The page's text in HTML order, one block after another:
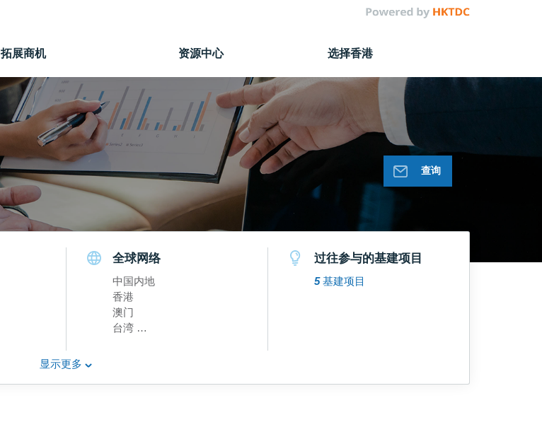
拓展商机 资源中心 选择香港
查询
全球网络
中国内地
香港
澳门
台湾
过往参与的基建项目
5 基建项目
显示更多